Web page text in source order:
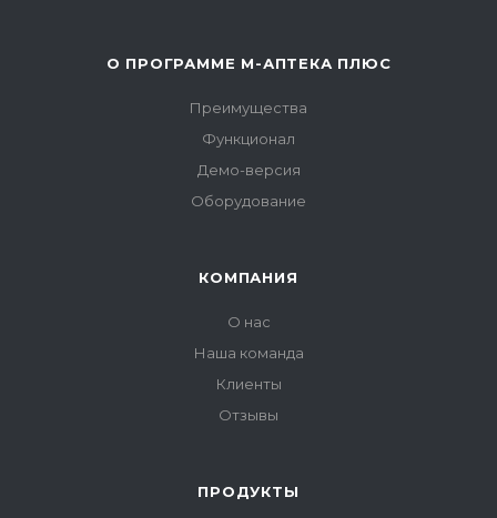
О ПРОГРАММЕ М-АПТЕКА ПЛЮС
Преимущества
Функционал
Демо-версия
Оборудование
КОМПАНИЯ
О нас
Наша команда
Клиенты
Отзывы
ПРОДУКТЫ